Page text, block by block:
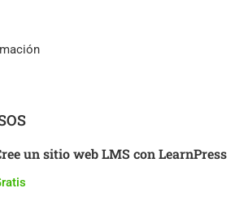
un sitio web LMS con LearnPress